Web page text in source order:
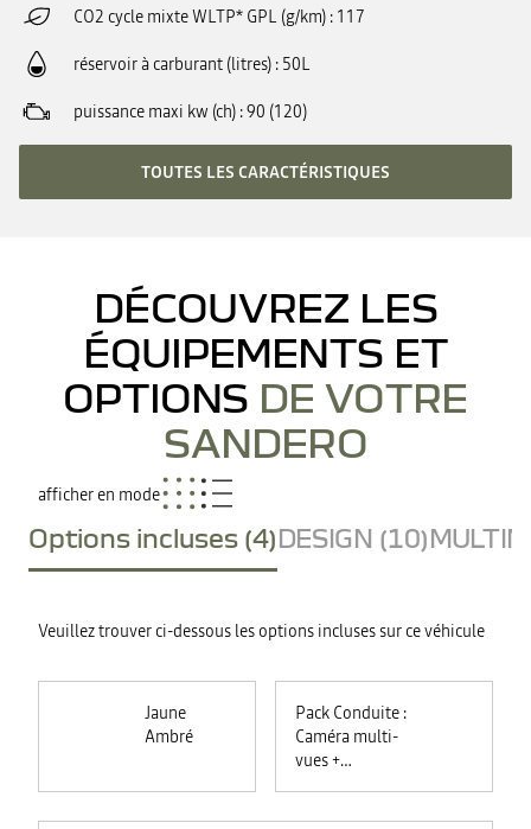
CO2 cycle mixte WLTP* GPL (g/km) 117
réservoir à carburant (litres) 50L
puissance maxi kw (ch) 90 (120)
TOUTES LES CARACTÉRISTIQUES
DÉCOUVREZ LES
ÉQUIPEMENTS ET
OPTIONS DE VOTRE
SANDERO
afficher en mode
Options incluses (4)DESIGN (10)
Veuillez trouver ci-dessous les options incluses sur ce véhicule
Jaune
Ambré
Pack Conduite :
Caméra multi-
vues +